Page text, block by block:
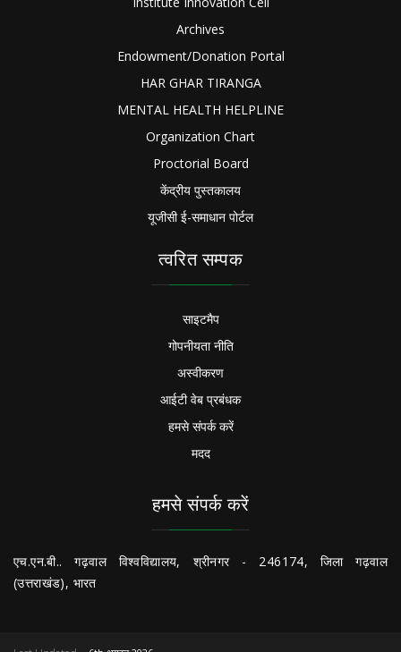
Archives
Endowment/Donation Portal
HAR GHAR TIRANGA
MENTAL HEALTH HELPLINE
Organization Chart
Proctorial Board
केंद्रीय पुस्तकालय
यूजीसी ई-समाधान पोर्टल
त्वरित सम्पक
साइटमैप
गोपनीयता नीति
अस्वीकरण
आईटी वेब प्रबंधक
हमसे संपर्क करें
मदद
हमसे संपर्क करें
एच.एन.बी.. गढ़वाल विश्वविद्यालय, श्रीनगर - 246174, जिला गढ़वाल
(उत्तराखंड), भारत